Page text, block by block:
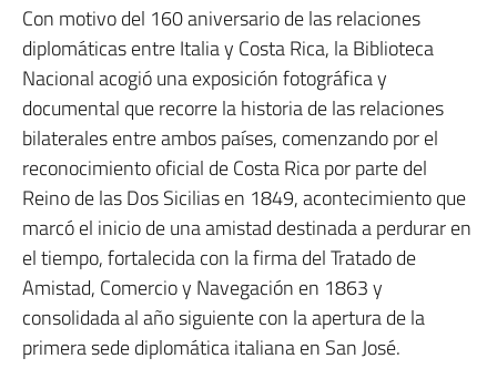
Con motivo del 160 aniversario de las relaciones
diplomáticas entre Italia y Costa Rica, la Biblioteca
Nacional acogió una exposición fotográfica y
documental que recorre la historia de las relaciones
bilaterales entre ambos países, comenzando por el
reconocimiento oficial de Costa Rica por parte del
Reino de las Dos Sicilias en 1849, acontecimiento que
marcó el inicio de una amistad destinada a perdurar en
el tiempo, fortalecida con la firma del Tratado de
Amistad, Comercio y Navegación en 1863 y
consolidada al año siguiente con la apertura de la
primera sede diplomática italiana en San José.